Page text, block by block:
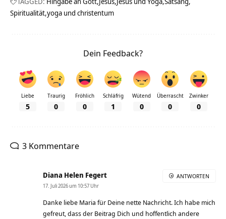
Spiritualität yoga und christentum
Dein Feedback?
Liebe
5
Traurig
0
Fröhlich
0
Schläfrig
1
Wütend
0
Überrascht
0
Zwinker
0
3 Kommentare
Diana Helen Fegert
17. Juli 2026 um 10:57 Uhr
Danke liebe Maria für Deine nette Nachricht. Ich habe mich
gefreut, dass der Beitrag Dich und hoffentlich andere
ANTWORTEN